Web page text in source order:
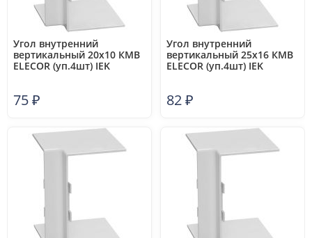
Угол внутренний
вертикальный 20х10 КМВ
ELECOR (уп.4шт) IEK
75₽
Угол внутренний
вертикальный 25х16 КМВ
ELECOR (уп.4шт) IEK
82₽